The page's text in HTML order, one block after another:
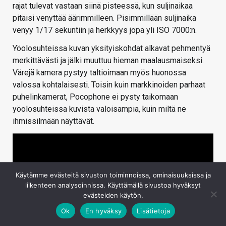
rajat tulevat vastaan siinä pisteessä, kun suljinaikaa
pitäisi venyttää äärimmilleen. Pisimmillään suljinaika
venyy 1/17 sekuntiin ja herkkyys jopa yli ISO 7000:n.
Yöolosuhteissa kuvan yksityiskohdat alkavat pehmentyä
merkittävästi ja jälki muuttuu hieman maalausmaiseksi.
Värejä kamera pystyy taltioimaan myös huonossa
valossa kohtalaisesti. Toisin kuin markkinoiden parhaat
puhelinkamerat, Pocophone ei pysty taikomaan
yöolosuhteissa kuvista valoisampia, kuin miltä ne
ihmissilmään näyttävät.
Käytämme evästeitä sivuston toiminnoissa, ominaisuuksissa ja
liikenteen analysoinnissa. Käyttämällä sivustoa hyväksyt
evästeiden käytön.
Ok
En hyväksy Lisätietoja